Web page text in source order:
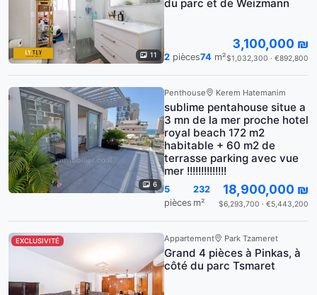
11
du parc et de Weizmann
2 pièces74 m²
3,100,000 ₪
$1,032,300 · €892,800
6
Penthouse Kerem Hatemanim
sublime pentahouse situe a
3 mn de la mer proche hotel
royal beach 172 m2
habitable + 60 m2 de
terrasse parking avec vue
mer !!!!!!!!!!!!!!
5
pièces
232
m²
18,900,000 ₪
$6,293,700 · €5,443,200
EXCLUSIVITÉ Appartement Park Tzameret
Grand 4 pièces à Pinkas, à
côté du parc Tsmaret